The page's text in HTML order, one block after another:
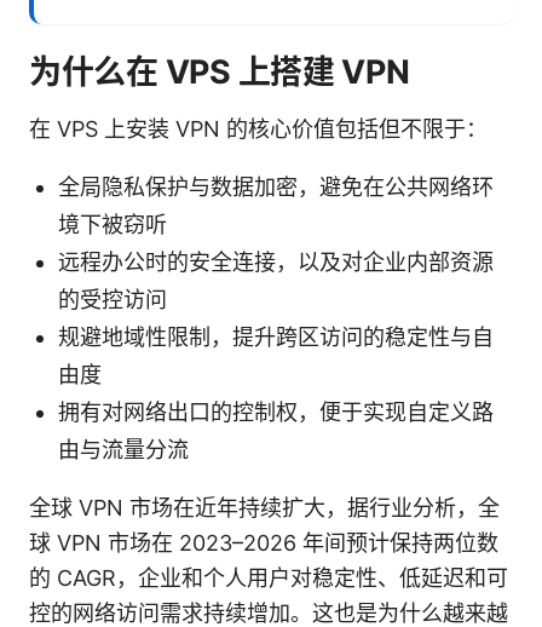
为什么在 VPS 上搭建 VPN
在 VPS 上安装 VPN 的核心价值包括但不限于：
全局隐私保护与数据加密，避免在公共网络环
境下被窃听
远程办公时的安全连接，以及对企业内部资源
的受控访问
规避地域性限制，提升跨区访问的稳定性与自
由度
拥有对网络出口的控制权，便于实现自定义路
由与流量分流
全球 VPN 市场在近年持续扩大，据行业分析，全
球 VPN 市场在 2023–2026 年间预计保持两位数
的 CAGR，企业和个人用户对稳定性、低延迟和可
控的网络访问需求持续增加。这也是为什么越来越